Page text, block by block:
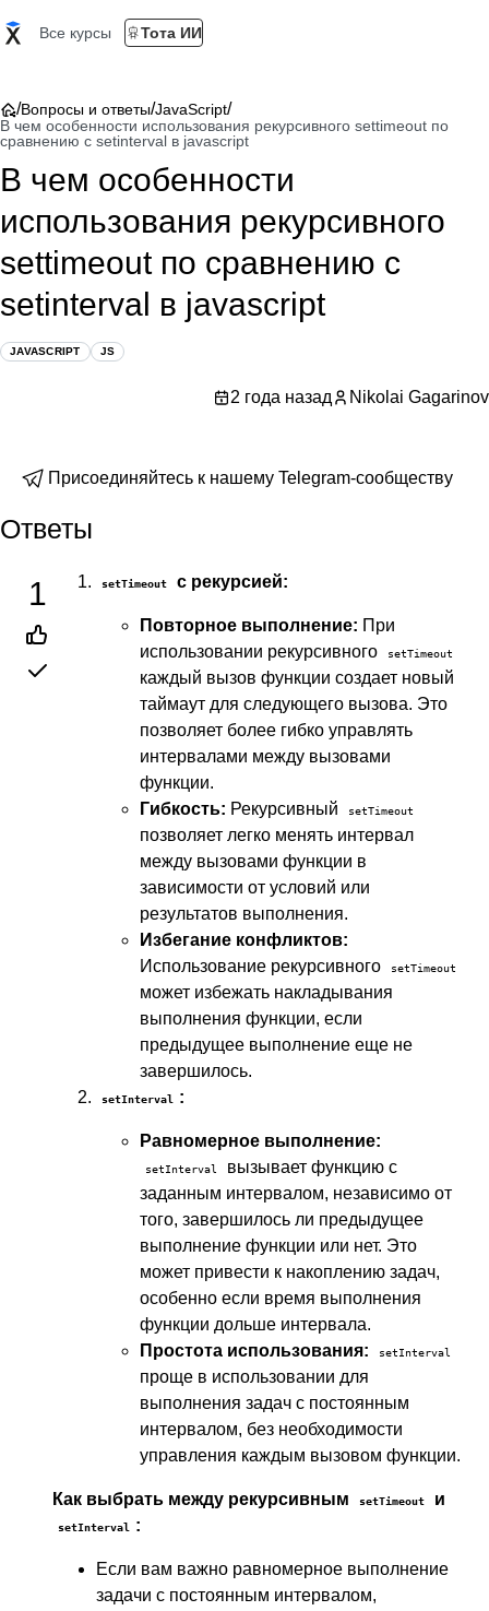
Все курсы Тота ИИ
/Вопросы и ответы/JavaScript/
В чем особенности использования рекурсивного settimeout по
сравнению с setinterval в javascript
В чем особенности
использования рекурсивного
settimeout по сравнению с
setinterval в javascript
JAVASCRIPT JS
2 года назад Nikolai Gagarinov
Присоединяйтесь к нашему Telegram-сообществу
Ответы
1 setTimeout с рекурсией:
Повторное выполнение: При
использовании рекурсивного
setTimeout
каждый вызов функции создает новый
таймаут для следующего вызова. Это
позволяет более гибко управлять
интервалами между вызовами
функции.
Гибкость: Рекурсивный setTimeout
позволяет легко менять интервал
между вызовами функции в
зависимости от условий или
результатов выполнения.
Избегание конфликтов:
Использование рекурсивного
setTimeout
может избежать накладывания
выполнения функции, если
предыдущее выполнение еще не
завершилось.
setInterval :
Равномерное выполнение:
setInterval
вызывает функцию с
заданным интервалом, независимо от
того, завершилось ли предыдущее
выполнение функции или нет. Это
может привести к накоплению задач,
особенно если время выполнения
функции дольше интервала.
Простота использования:
setInterval
проще в использовании для
выполнения задач с постоянным
интервалом, без необходимости
управления каждым вызовом функции.
Как выбрать между рекурсивным setTimeout и
setInterval :
Если вам важно равномерное выполнение
задачи с постоянным интервалом,